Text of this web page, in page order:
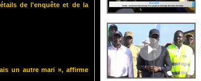
de l'enquête et de la
un autre mari », affirme